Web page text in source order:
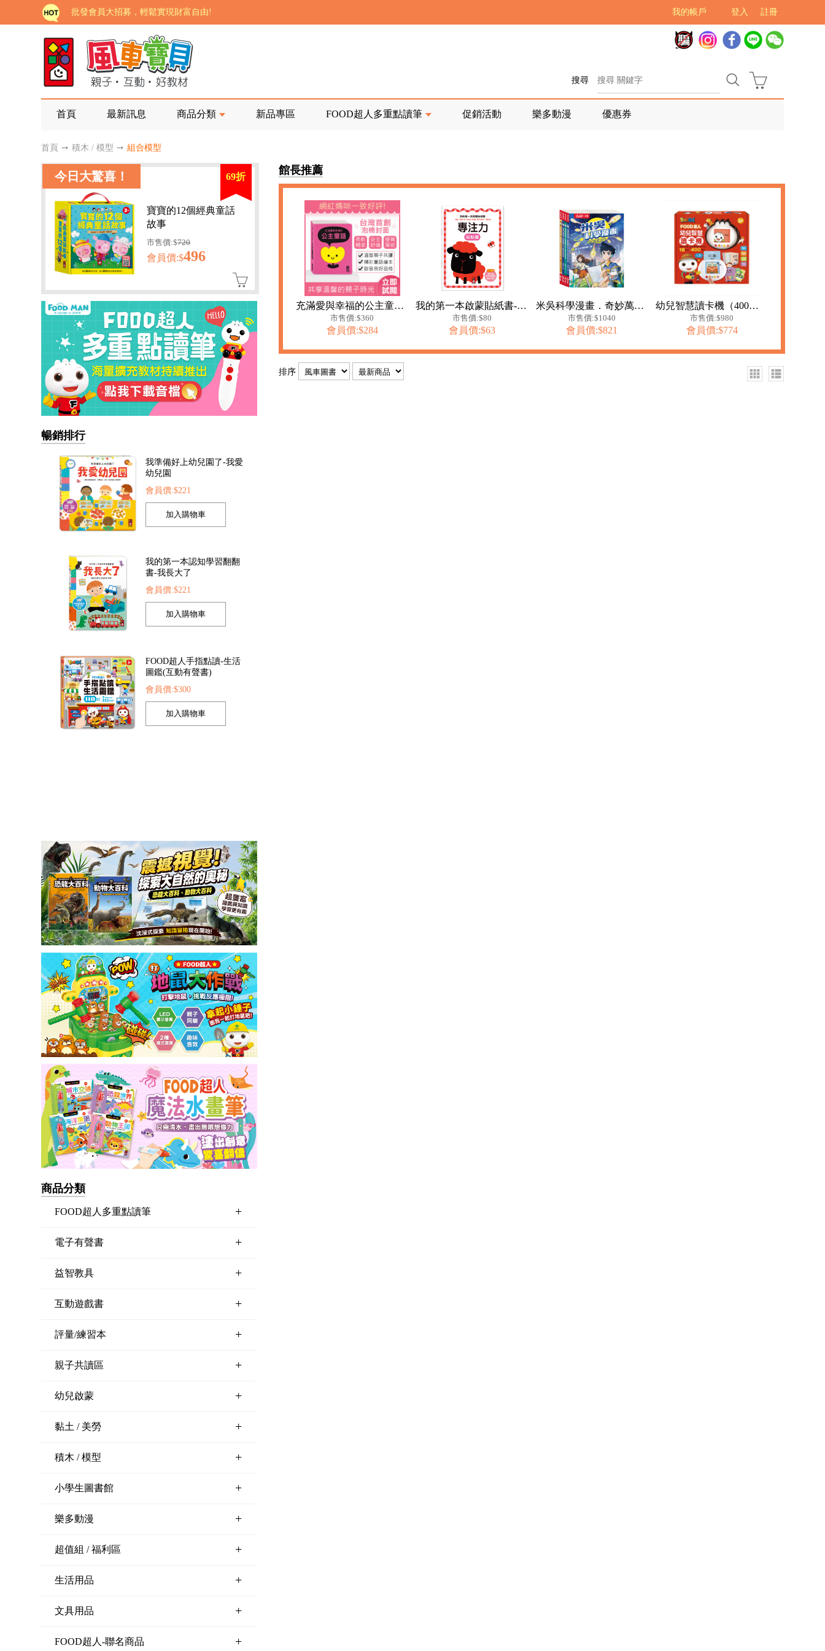
註冊
登入
我的帳戶
批發會員大招募，輕鬆實現財富自由!
如需更改或重開發票 需在訂單成立三天內通知客服 寄回發票需附上回郵郵票
老師您好!!幼教會員火熱招募中~
海外購物免煩惱！點我查看『海外購物流程說明』
家長樂了!「風車書版集團暨FOOD超人企業總部」目前正興建中!
老師您好!!幼教會員火熱招募中~
海外購物免煩惱！點我查看『海外購物流程說明』
搜尋
首頁 最新訊息 商品分類 新品專區 FOOD超人多重點讀筆 促銷活動 樂多動漫 優惠券
首頁 ➙ 積木 / 模型 ➙ 組合模型
今日大驚喜！ 69折
寶寶的12個經典童話
故事
市售價:$720
會員價:$496
暢銷排行
我準備好上幼兒園了-我愛
幼兒園
會員價:$221
我的第一本認知學習翻翻
書-我長大了
會員價:$221
FOOD超人手指點讀-生活
圖鑑(互動有聲書)
會員價:$300
商品分類
FOOD超人多重點讀筆 +
電子有聲書 +
益智教具 +
互動遊戲書 +
評量/練習本 +
親子共讀區 +
幼兒啟蒙 +
黏土 / 美勞 +
積木 / 模型 +
小學生圖書館 +
樂多動漫 +
超值組 / 福利區 +
生活用品 +
文具用品 +
FOOD超人-聯名商品 +
館長推薦
充滿愛與幸福的公主童話(柔軟泡棉封面)
市售價:$360
會員價:$284
我的第一本啟蒙貼紙書-專注力
市售價:$80
會員價:$63
米吳科學漫畫．奇妙萬象篇第一輯(1-4冊)
市售價:$1040
會員價:$821
幼兒智慧讀卡機（400個雙語單字+138個音效）-FOOD超人
市售價:$980
會員價:$774
排序